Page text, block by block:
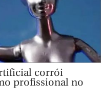
corrói
profissional no